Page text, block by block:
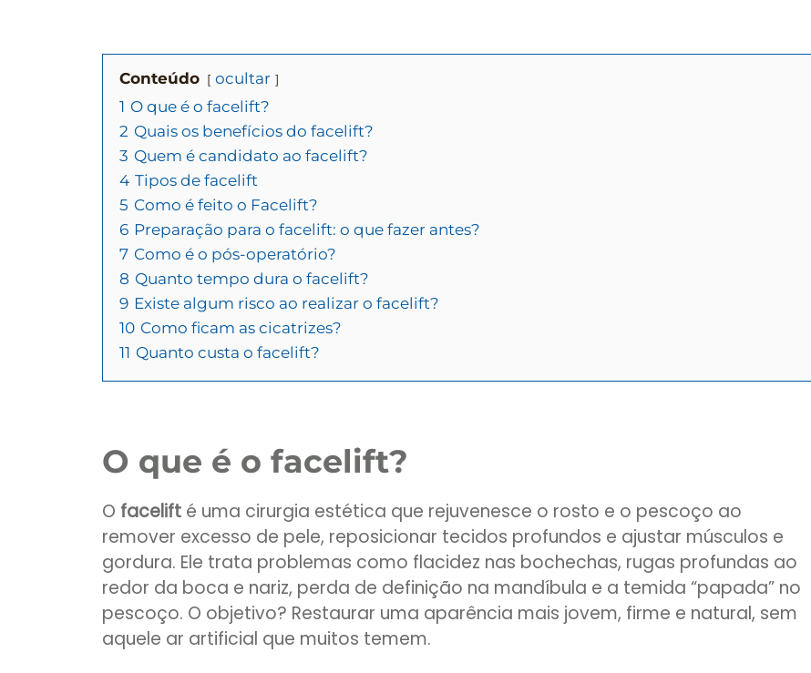
Conteúdo
ocultar
1 O que é o facelift?
2 Quais os benefícios do facelift?
3 Quem é candidato ao facelift?
4 Tipos de facelift
5 Como é feito o Facelift?
6 Preparação para o facelift: o que fazer antes?
7 Como é o pós-operatório?
8 Quanto tempo dura o facelift?
9 Existe algum risco ao realizar o facelift?
10 Como ficam as cicatrizes?
11 Quanto custa o facelift?
O que é o facelift?
O facelift é uma cirurgia estética que rejuvenesce o rosto e o pescoço ao
remover excesso de pele, reposicionar tecidos profundos e ajustar músculos e
gordura. Ele trata problemas como flacidez nas bochechas, rugas profundas ao
redor da boca e nariz, perda de definição na mandíbula e a temida “papada” no
pescoço. O objetivo? Restaurar uma aparência mais jovem, firme e natural, sem
aquele ar artificial que muitos temem.